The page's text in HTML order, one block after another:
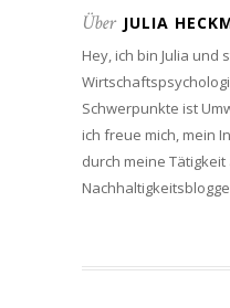
Über JULIA
Hey, ich bin Julia und
Schwerpunkte ist
ich freue mich, mein
durch meine Tätigkeit